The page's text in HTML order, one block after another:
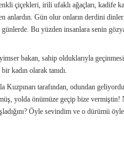
çiçekleri, irili ufaklı ağaçları, kadife
anlardın. Gün olur onların derdini
Bu yüzden insanlara senin
bakan, sahip olduklarıyla
kadın olarak tanıdı.
Kuzpınarı tarafından, odundan
yolda önümüze geçip bize vermiştin!
Öyle sevindim ve o dürümü